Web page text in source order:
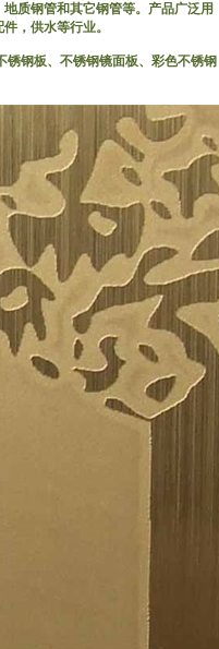
质钢管和其它钢管等。产品广泛用
，供水等行业。
钢板、不锈钢镜面板、彩色不锈钢